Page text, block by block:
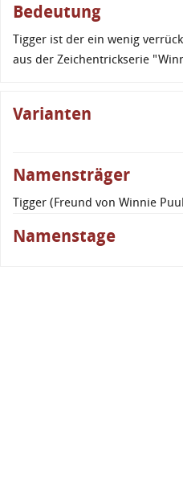
Bedeutung
Tigger ist der ein wenig
aus der Zeichentrickserie
Varianten
Namensträger
Tigger (Freund von Winnie
Namenstage